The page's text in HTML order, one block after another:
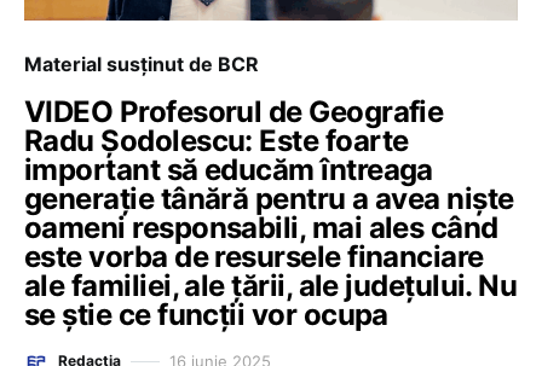
Material susținut de BCR
VIDEO Profesorul de Geografie
Radu Șodolescu: Este foarte
important să educăm întreaga
generație tânără pentru a avea niște
oameni responsabili, mai ales când
este vorba de resursele financiare
ale familiei, ale țării, ale județului. Nu
se știe ce funcții vor ocupa
Redacția 16 iunie 2025